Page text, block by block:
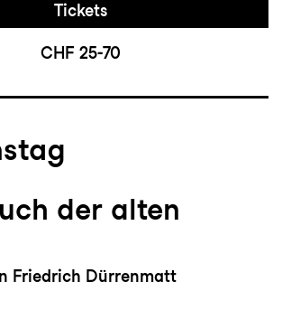
Tickets
CHF 25-70
der alten
Friedrich Dürrenmatt